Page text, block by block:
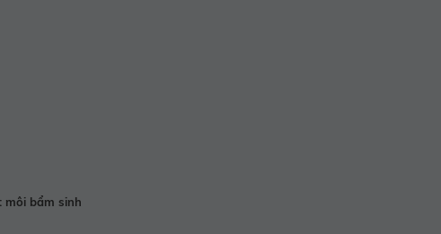
môi bẩm sinh